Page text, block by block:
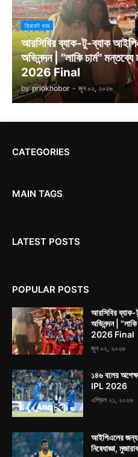
ক্রিকেট খবর
আরসিবির ব্যাক-টু-ব্যাক
অভিনন্দন | "লাকি চার্ম"
2026 Final
by priokhobor - জুন ০২, ২০২৬
CATEGORIES
MAIN TAGS
LATEST POSTS
POPULAR POSTS
আরসিবির ব্যাক-
অভিনন্দন |
2026 Final
জুন ০২, ২০২৬
১৪৬ বলের
IPL 2026
এপ্রিল ২১, ২০২৬
আইপিএলের জন্য
নিষেধাজ্ঞা,